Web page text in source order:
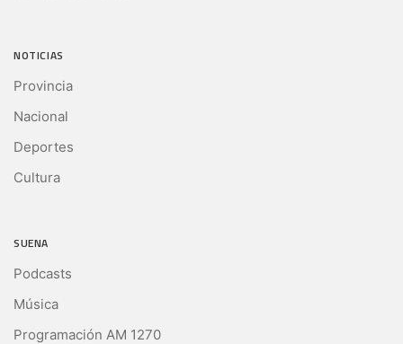
NOTICIAS
Provincia
Nacional
Deportes
Cultura
SUENA
Podcasts
Música
Programación AM 1270